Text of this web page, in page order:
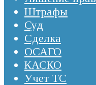
Штрафы
Суд
Сделка
ОСАГО
КАСКО
Учет ТС